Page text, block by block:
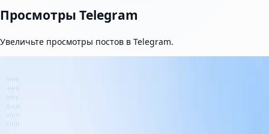
Просмотры Telegram
Увеличьте просмотры постов в Telegram.
Просмотры постов Telegram
Увеличьте видимость своих публикаций в Telegram с помощью
реальных просмотров. Наш сервис помогает повысить